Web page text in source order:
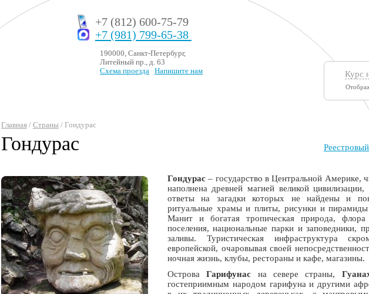
+7 (812) 600-75-79
+7 (981) 799-65-38
190000, Санкт-Петербург,
Литейный пр., д. 63
Схема проезда
Напишите нам Курс
Главная/ Страны / Гондурас
Гондурас
Гондурас– государство в Центральной Америке,
наполнена древней магией великой
ответы на загадки которых не найдены и
ритуальные храмы и плиты, рисунки и
Манит и богатая тропическая природа,
поселения, национальные парки и заповедники,
заливы. Туристическая инфраструктура
европейской, очаровывая своей
ночная жизнь, клубы, рестораны и кафе, магазины.
ОстроваГарифунас на севере страны,
гостеприимным народом гарифуна и другими